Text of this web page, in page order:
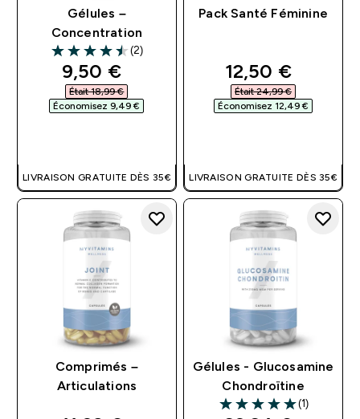
Gélules –
Concentration
4.5 out of 5 stars
(2)
discounted price
9,50 €‎
Était 18,99 €‎
Économisez 9,49 €‎
LIVRAISON GRATUITE DÈS 35€
Pack Santé Féminine
discounted
12,50 €‎
Était 24,99 €‎
Économisez 12,49 €‎
LIVRAISON GRATUITE DÈS 35€
Comprimés –
Articulations
Gélules - Glucosamine
Chondroïtine
5 out of 5 stars
(1)